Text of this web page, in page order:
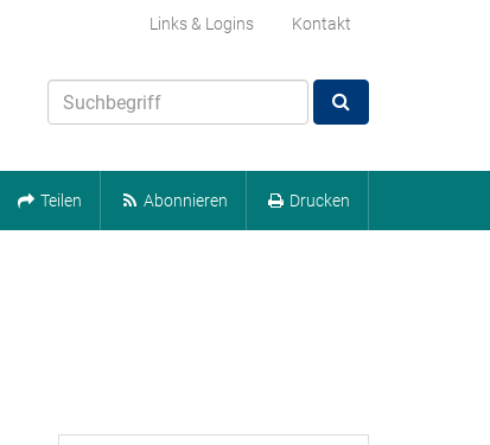
Links & Logins Kontakt
Teilen Abonnieren Drucken